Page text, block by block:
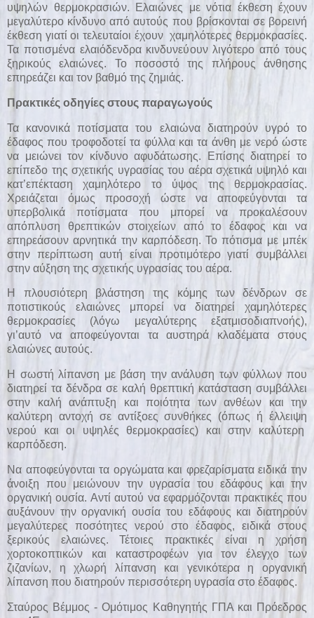
υψηλών θερμοκρασιών. Ελαιώνες με νότια έκθεση έχουν
μεγαλύτερο κίνδυνο από αυτούς που βρίσκονται σε βορεινή
έκθεση γιατί οι τελευταίοι έχουν χαμηλότερες θερμοκρασίες.
Τα ποτισμένα ελαιόδενδρα κινδυνεύουν λιγότερο από τους
ξηρικούς ελαιώνες. Το ποσοστό της πλήρους άνθησης
επηρεάζει και τον βαθμό της ζημιάς.
Πρακτικές οδηγίες στους παραγωγούς
Τα κανονικά ποτίσματα του ελαιώνα διατηρούν υγρό το
έδαφος που τροφοδοτεί τα φύλλα και τα άνθη με νερό ώστε
να μειώνει τον κίνδυνο αφυδάτωσης. Επίσης διατηρεί το
επίπεδο της σχετικής υγρασίας του αέρα σχετικά υψηλό και
κατ’επέκταση χαμηλότερο το ύψος της θερμοκρασίας.
Χρειάζεται όμως προσοχή ώστε να αποφεύγονται τα
υπερβολικά ποτίσματα που μπορεί να προκαλέσουν
απόπλυση θρεπτικών στοιχείων από το έδαφος και να
επηρεάσουν αρνητικά την καρπόδεση. Το πότισμα με μπέκ
στην περίπτωση αυτή είναι προτιμότερο γιατί συμβάλλει
στην αύξηση της σχετικής υγρασίας του αέρα.
Η πλουσιότερη βλάστηση της κόμης των δένδρων σε
ποτιστικούς ελαιώνες μπορεί να διατηρεί χαμηλότερες
θερμοκρασίες (λόγω μεγαλύτερης εξατμισοδιαπνοής),
γι’αυτό να αποφεύγονται τα αυστηρά κλαδέματα στους
ελαιώνες αυτούς.
Η σωστή λίπανση με βάση την ανάλυση των φύλλων που
διατηρεί τα δένδρα σε καλή θρεπτική κατάσταση συμβάλλει
στην καλή ανάπτυξη και ποιότητα των ανθέων και την
καλύτερη αντοχή σε αντίξοες συνθήκες (όπως ή έλλειψη
νερού και οι υψηλές θερμοκρασίες) και στην καλύτερη
καρπόδεση.
Να αποφεύγονται τα οργώματα και φρεζαρίσματα ειδικά την
άνοιξη που μειώνουν την υγρασία του εδάφους και την
οργανική ουσία. Αντί αυτού να εφαρμόζονται πρακτικές που
αυξάνουν την οργανική ουσία του εδάφους και διατηρούν
μεγαλύτερες ποσότητες νερού στο έδαφος, ειδικά στους
ξερικούς ελαιώνες. Τέτοιες πρακτικές είναι η χρήση
χορτοκοπτικών και καταστροφέων για τον έλεγχο των
ζιζανίων, η χλωρή λίπανση και γενικότερα η οργανική
λίπανση που διατηρούν περισσότερη υγρασία στο έδαφος.
Σταύρος Βέμμος - Ομότιμος Καθηγητής ΓΠΑ και Πρόεδρος